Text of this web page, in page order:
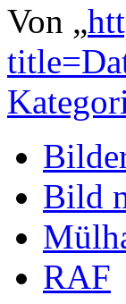
Von „
Bild
RAF